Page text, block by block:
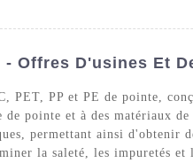
- Offres D'usines Et
PET, PP et PE de pointe,
pointe et à des matériaux
permettant ainsi d'obtenir
la saleté, les impuretés